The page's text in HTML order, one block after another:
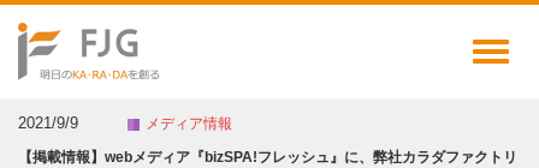
Toggle
2021/9/9
メディア情報
【掲載情報】webメディア『bizSPA!フレッシュ』に、弊社カラダファクトリ